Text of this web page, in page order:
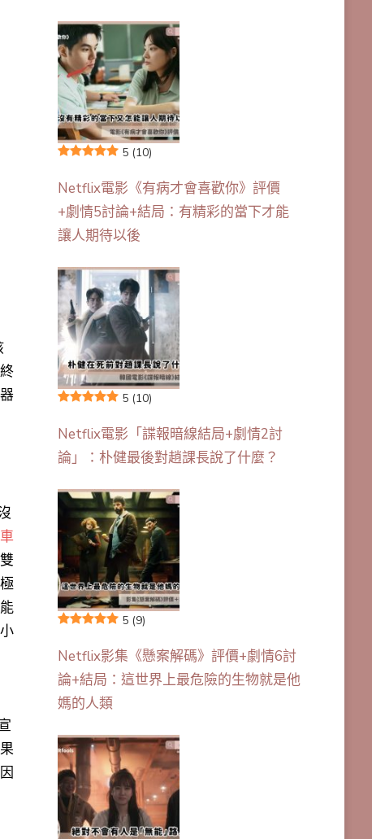
5 (10)
Netflix電影《有病才會喜歡你》評價
+劇情5討論+結局：有精彩的當下才能
讓人期待以後
5 (10)
Netflix電影「諜報暗線結局+劇情2討
論」：朴健最後對趙課長說了什麼？
5 (9)
Netflix影集《懸案解碼》評價+劇情6討
論+結局：這世界上最危險的生物就是他
媽的人類